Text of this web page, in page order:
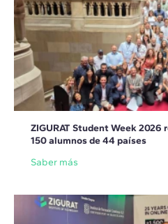
ZIGURAT Student Week 2026
150 alumnos de 44 países
Saber más